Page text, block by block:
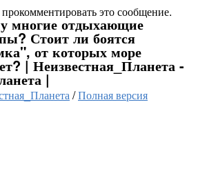
это сообщение.
многие отдыхающие
Стоит ли боятся
от которых море
| Неизвестная_Планета -
|
/Полная версия